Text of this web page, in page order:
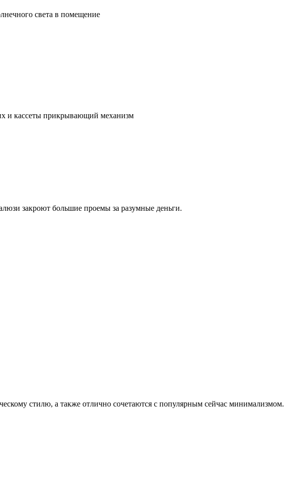
света в помещение
и кассеты прикрывающий механизм
закроют большие проемы за разумные деньги.
стилю, а также отлично сочетаются с популярным сейчас минимализмом.